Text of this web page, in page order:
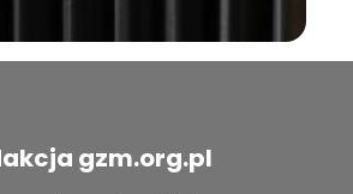
gzm.org.pl